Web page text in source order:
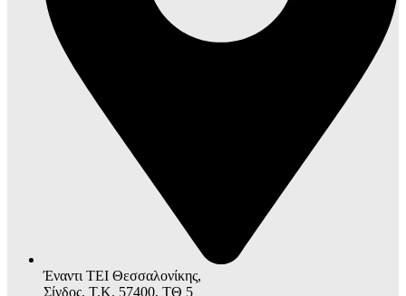
Έναντι ΤΕΙ Θεσσαλονίκης,
Σίνδος, Τ.Κ. 57400, ΤΘ 5